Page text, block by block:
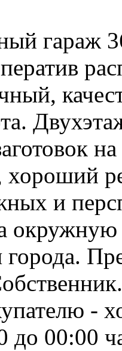
гараж
хороший
и
-
до 00:00